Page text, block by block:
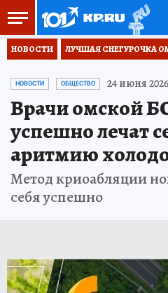
НОВОСТИ ЛУЧШАЯ СНЕГУРОЧКА
НОВОСТИ ОБЩЕСТВО 24 июня
Врачи омской
успешно лечат
аритмию
Метод криоабляции
себя успешно